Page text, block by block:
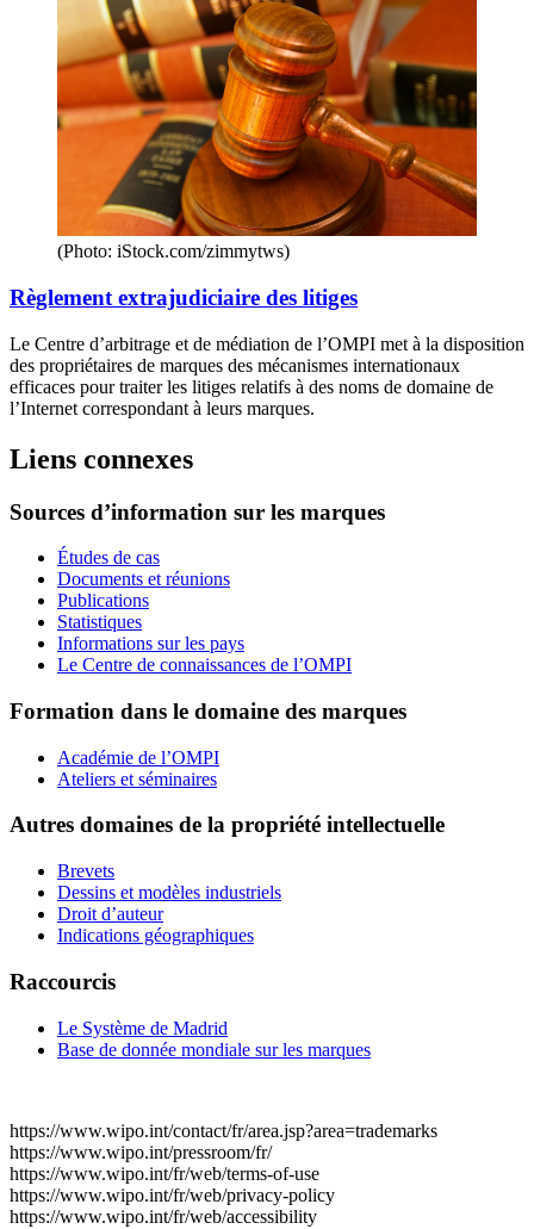
(Photo: iStock.com/zimmytws)
Règlement extrajudiciaire des litiges
Le Centre d’arbitrage et de médiation de l’OMPI met à la disposition
des propriétaires de marques des mécanismes internationaux
efficaces pour traiter les litiges relatifs à des noms de domaine de
l’Internet correspondant à leurs marques.
Liens connexes
Sources d’information sur les marques
Études de cas
Documents et réunions
Publications
Statistiques
Informations sur les pays
Le Centre de connaissances de l’OMPI
Formation dans le domaine des marques
Académie de l’OMPI
Ateliers et séminaires
Autres domaines de la propriété intellectuelle
Brevets
Dessins et modèles industriels
Droit d’auteur
Indications géographiques
Raccourcis
Le Système de Madrid
Base de donnée mondiale sur les marques
https://www.wipo.int/contact/fr/area.jsp?area=trademarks
https://www.wipo.int/pressroom/fr/
https://www.wipo.int/fr/web/terms-of-use
https://www.wipo.int/fr/web/privacy-policy
https://www.wipo.int/fr/web/accessibility